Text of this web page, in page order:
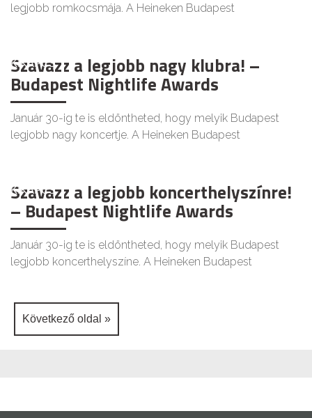
legjobb romkocsmája. A Heineken Budapest
KIKAPCS
Szavazz a legjobb nagy klubra! –
Budapest Nightlife Awards
Január 30-ig te is eldöntheted, hogy melyik Budapest
legjobb nagy koncertje. A Heineken Budapest
KIKAPCS
Szavazz a legjobb koncerthelyszínre!
– Budapest Nightlife Awards
Január 30-ig te is eldöntheted, hogy melyik Budapest
legjobb koncerthelyszíne. A Heineken Budapest
Következő oldal »